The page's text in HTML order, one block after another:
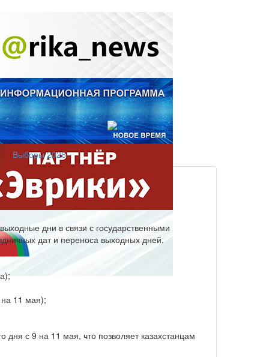
Выборы 2026
дни в связи с государственными
дат и переноса выходных дней.
11 мая);
с 9 на 11 мая, что позволяет казахстанцам